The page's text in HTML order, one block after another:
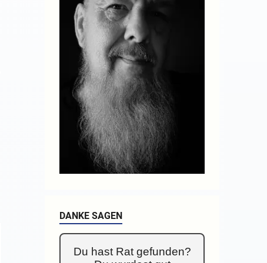
DANKE SAGEN
Du hast Rat gefunden?